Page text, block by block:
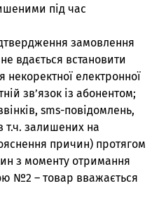
під час
замовлення
вдається встановити
некоректної електронної
зв’язок із абонентом;
sms-повідомлень,
т.ч. залишених на
причин) протягом
з моменту отримання
№2 – товар вважається